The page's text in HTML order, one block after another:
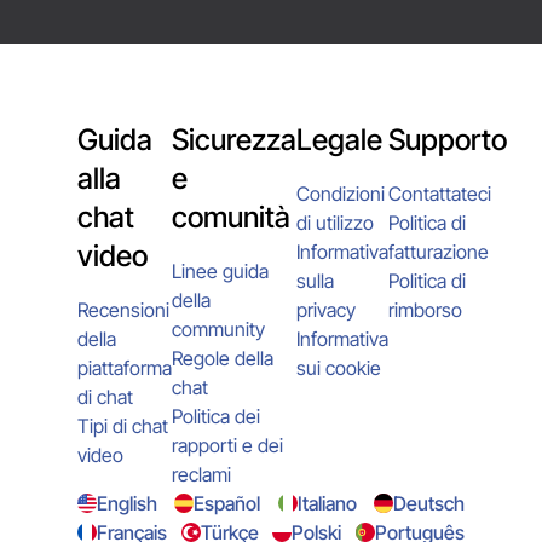
Guida
alla
chat
video
Recensioni
della
piattaforma
di chat
Tipi di chat
video
Sicurezza
e
comunità
Linee guida
della
community
Regole della
chat
Politica dei
rapporti e dei
reclami
Legale
Condizioni
di utilizzo
Informativa
sulla
privacy
Informativa
sui cookie
Supporto
Contattateci
Politica di
fatturazione
Politica di
rimborso
English Español Italiano
Deutsch
Français
Türkçe Polski Português